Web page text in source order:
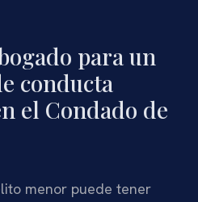
para un
conducta
el Condado de
menor puede tener